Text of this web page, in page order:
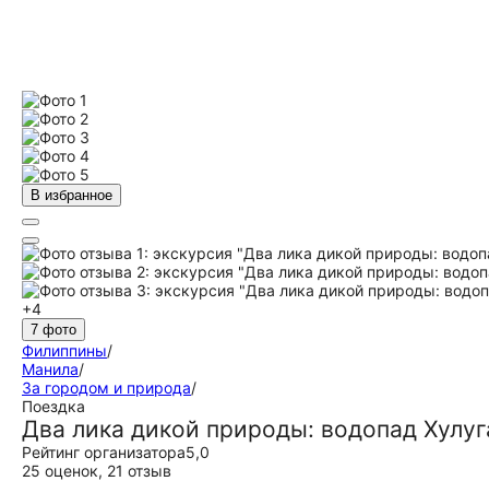
В избранное
+4
7 фото
Филиппины/
Манила/
За городом и природа/
Поездка
Два лика дикой природы: водопад
Рейтинг организатора5,0
25 оценок, 21 отзыв